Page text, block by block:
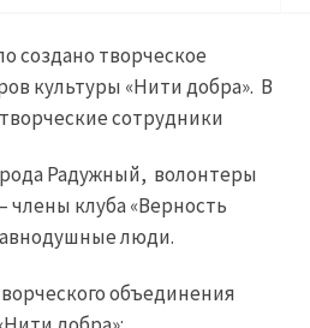
создано творческое
культуры «Нити добра». В
сотрудники
Радужный, волонтеры
члены клуба «Верность
люди.
объединения